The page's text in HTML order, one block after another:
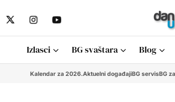
Izlasci BG svaštara Blog
Kalendar za 2026.Aktuelni događajiBG servisBG